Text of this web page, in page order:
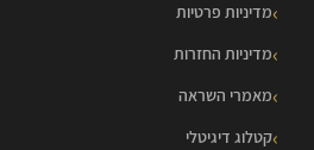
מדיניות פרטיות
מדיניות החזרות
מאמרי השראה
קטלוג דיגיטלי